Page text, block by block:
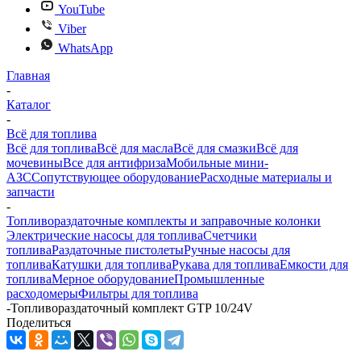
YouTube
Viber
WhatsApp
Главная
-
Каталог
-
Всё для топлива
Всё для топливаВсё для маслаВсё для смазкиВсё для
мочевиныВсе для антифризаМобильные мини-
АЗССопутствующее оборудованиеРасходные материалы и
запчасти
-
Топливораздаточные комплекты и заправочные колонки
Электрические насосы для топливаСчетчики
топливаРаздаточные пистолетыРучные насосы для
топливаКатушки для топливаРукава для топливаЕмкости для
топливаМерное оборудованиеПромышленные
расходомерыФильтры для топлива
-Топливораздаточный комплект GTP 10/24V
Поделиться